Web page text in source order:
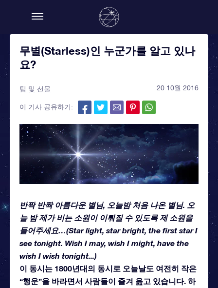
무별(Starless)인 누군가를 알고 있나
요?
팁 및 선물 20 10월 2016
이 기사 공유하기:
반짝 반짝 아름다운 별님, 오늘밤 처음 나온 별님. 오
늘 밤 제가 비는 소원이 이뤄질 수 있도록 제 소원을
들어주세요…(Star light, star bright, the first star I
see tonight. Wish I may, wish I might, have the
wish I wish tonight...)
이 동시는 1800년대의 동시로 오늘날도 여전히 작은
“행운”을 바라면서 사람들이 즐겨 읊고 있습니다. 하